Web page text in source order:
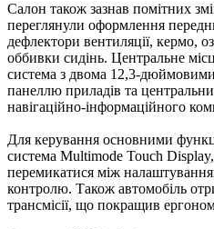
Салон також зазнав помітних
переглянули оформлення
дефлектори вентиляції, кермо,
оббивки сидінь. Центральне
система з двома 12,3-
панеллю приладів та
навігаційно-інформаційного
Для керування основними
система Multimode Touch
перемикатися між
контролю. Також автомобіль
трансмісії, що покращив